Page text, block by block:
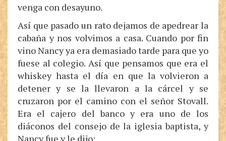
venga con desayuno.
Así que pasado un rato dejamos de apedrear la
cabaña y nos volvimos a casa. Cuando por fin
vino Nancy ya era demasiado tarde para que yo
fuese al colegio. Así que pensamos que era el
whiskey hasta el día en que la volvieron a
detener y se la llevaron a la cárcel y se
cruzaron por el camino con el señor Stovall.
Era el cajero del banco y era uno de los
diáconos del consejo de la iglesia baptista, y
Nancy fue y le dijo: